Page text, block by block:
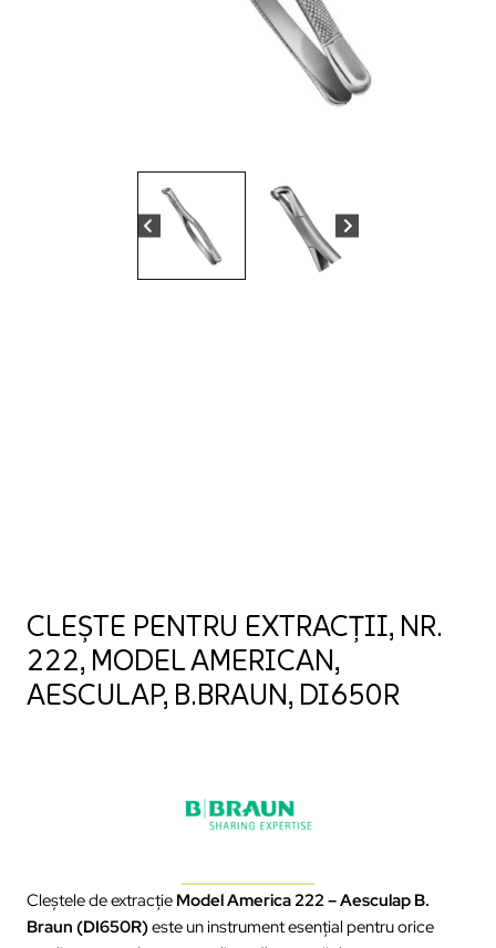
CLEȘTE PENTRU EXTRACȚII, NR.
222, MODEL AMERICAN,
AESCULAP, B.BRAUN, DI650R
Cleștele de extracție Model America 222 – Aesculap B.
Braun (DI650R)este un instrument esențial pentru orice